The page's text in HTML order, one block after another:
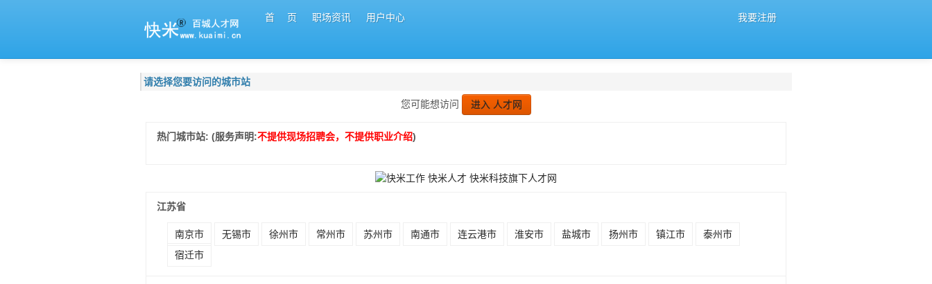
首 页 职场资讯 用户中心 我要注册
请选择您要访问的城市站
您可能想访问
进入 人才网
热门城市站: (服务声明:不提供现场招聘会，不提供职业介绍)
江苏省
南京市 无锡市 徐州市 常州市 苏州市 南通市 连云港市 淮安市 盐城市 扬州市 镇江市
泰州市
宿迁市